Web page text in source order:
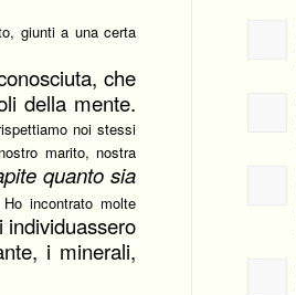
giunti a una certa
che
della mente.
noi stessi
marito, nostra
quanto sia
incontrato molte
i minerali,